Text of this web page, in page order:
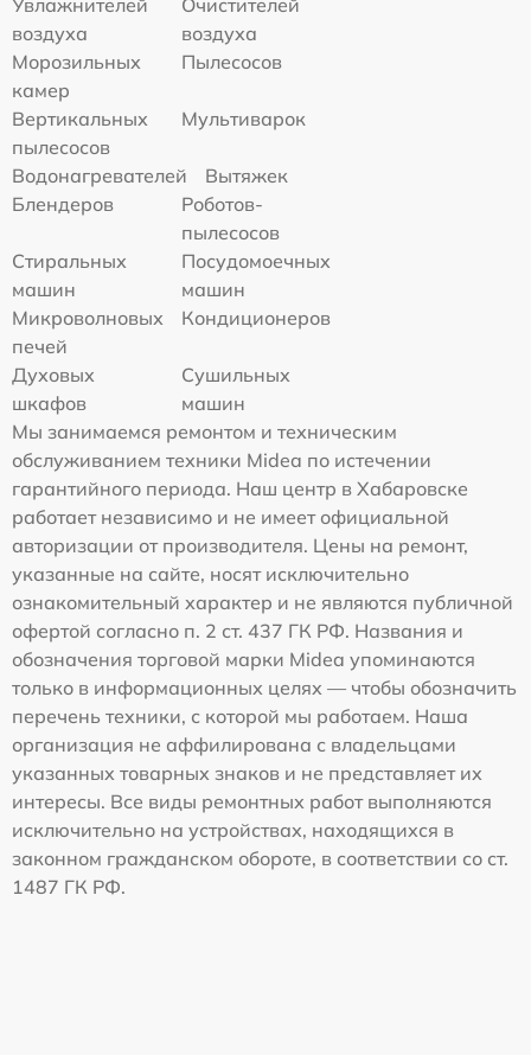
воздуха
воздуха
Морозильных
камер
Пылесосов
Вертикальных
пылесосов
Мультиварок
Водонагревателей
Вытяжек
Блендеров
Роботов-
пылесосов
Стиральных
машин
Посудомоечных
машин
Микроволновых
печей
Кондиционеров
Духовых
шкафов
Сушильных
машин
Мы занимаемся ремонтом и техническим
обслуживанием техники Midea по истечении
гарантийного периода. Наш центр в Хабаровске
работает независимо и не имеет официальной
авторизации от производителя. Цены на ремонт,
указанные на сайте, носят исключительно
ознакомительный характер и не являются публичной
офертой согласно п. 2 ст. 437 ГК РФ. Названия и
обозначения торговой марки Midea упоминаются
только в информационных целях — чтобы обозначить
перечень техники, с которой мы работаем. Наша
организация не аффилирована с владельцами
указанных товарных знаков и не представляет их
интересы. Все виды ремонтных работ выполняются
исключительно на устройствах, находящихся в
законном гражданском обороте, в соответствии со ст.
1487 ГК РФ.